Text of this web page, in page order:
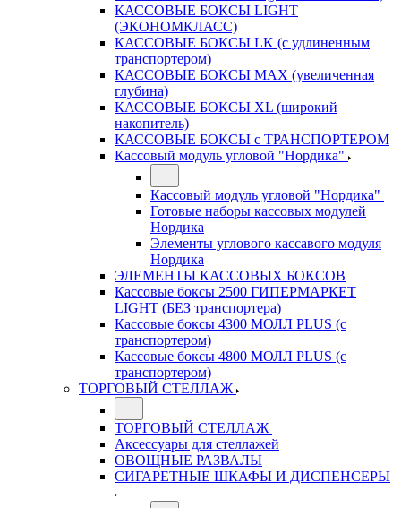
КАССОВЫЕ БОКСЫ LIGHT
(ЭКОНОМКЛАСС)
КАССОВЫЕ БОКСЫ LK (с удлиненным
транспортером)
КАССОВЫЕ БОКСЫ MAX (увеличенная
глубина)
КАССОВЫЕ БОКСЫ XL (широкий
накопитель)
КАССОВЫЕ БОКСЫ с ТРАНСПОРТЕРОМ
Кассовый модуль угловой "Нордика"
Кассовый модуль угловой "Нордика"
Готовые наборы кассовых модулей
Нордика
Элементы углового кассавого модуля
Нордика
ЭЛЕМЕНТЫ КАССОВЫХ БОКСОВ
Кассовые боксы 2500 ГИПЕРМАРКЕТ
LIGHT (БЕЗ транспортера)
Кассовые боксы 4300 МОЛЛ PLUS (с
транспортером)
Кассовые боксы 4800 МОЛЛ PLUS (с
транспортером)
ТОРГОВЫЙ СТЕЛЛАЖ
ТОРГОВЫЙ СТЕЛЛАЖ
Аксессуары для стеллажей
ОВОЩНЫЕ РАЗВАЛЫ
СИГАРЕТНЫЕ ШКАФЫ И ДИСПЕНСЕРЫ